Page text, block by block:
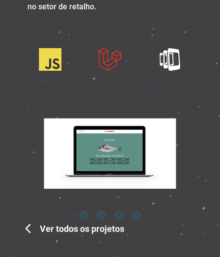
no setor de retalho.
Ver todos os projetos